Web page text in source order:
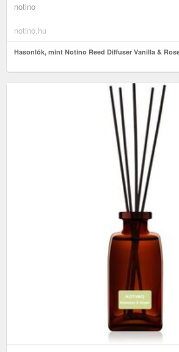
notino
notino.hu
Hasonlók, mint Notino Reed Diffuser Vanilla &